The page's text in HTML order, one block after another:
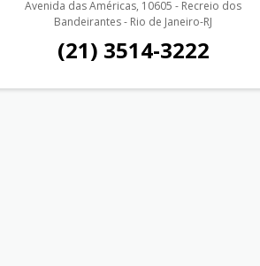
Avenida das Américas, 10605 - Recreio dos
Bandeirantes - Rio de Janeiro-RJ
(21) 3514-3222